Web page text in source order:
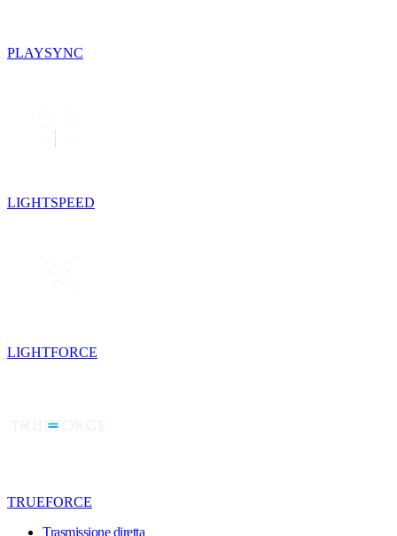
PLAYSYNC
LIGHTSPEED
LIGHTFORCE
TRUEFORCE
Trasmissione diretta